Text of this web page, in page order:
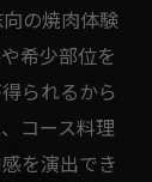
の焼肉体験
希少部位を
られるから
コース料理
を演出でき